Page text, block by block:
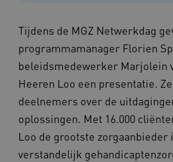
Tijdens de MGZ Netwerkdag
programmamanager Florien
beleidsmedewerker Marjolein
Heeren Loo een presentatie.
deelnemers over de
oplossingen. Met 16.000
Loo de grootste zorgaanbieder
verstandelijk